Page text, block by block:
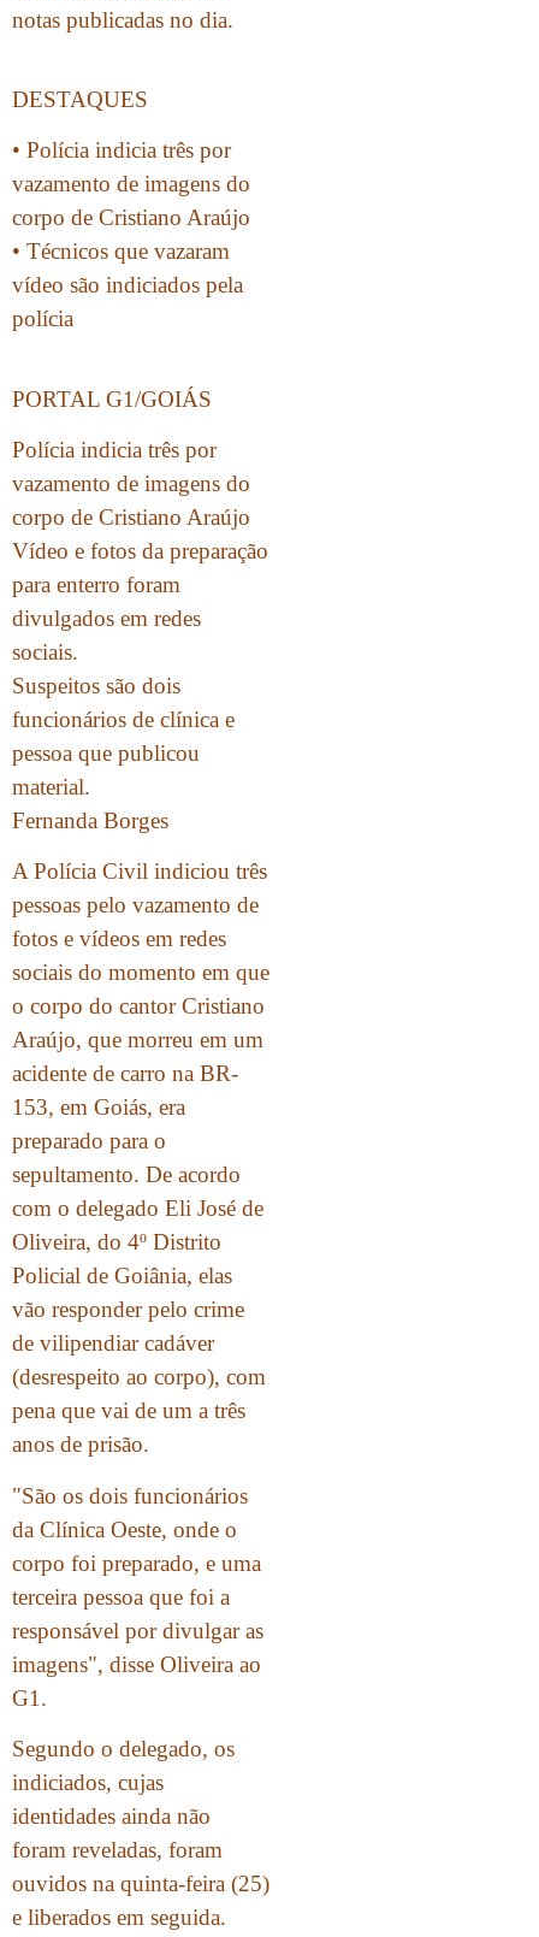
notas publicadas no dia.
DESTAQUES
• Polícia indicia três por
vazamento de imagens do
corpo de Cristiano Araújo
• Técnicos que vazaram
vídeo são indiciados pela
polícia
PORTAL G1/GOIÁS
Polícia indicia três por
vazamento de imagens do
corpo de Cristiano Araújo
Vídeo e fotos da preparação
para enterro foram
divulgados em redes
sociais.
Suspeitos são dois
funcionários de clínica e
pessoa que publicou
material.
Fernanda Borges
A Polícia Civil indiciou três
pessoas pelo vazamento de
fotos e vídeos em redes
sociais do momento em que
o corpo do cantor Cristiano
Araújo, que morreu em um
acidente de carro na BR-
153, em Goiás, era
preparado para o
sepultamento. De acordo
com o delegado Eli José de
Oliveira, do 4º Distrito
Policial de Goiânia, elas
vão responder pelo crime
de vilipendiar cadáver
(desrespeito ao corpo), com
pena que vai de um a três
anos de prisão.
"São os dois funcionários
da Clínica Oeste, onde o
corpo foi preparado, e uma
terceira pessoa que foi a
responsável por divulgar as
imagens", disse Oliveira ao
G1.
Segundo o delegado, os
indiciados, cujas
identidades ainda não
foram reveladas, foram
ouvidos na quinta-feira (25)
e liberados em seguida.